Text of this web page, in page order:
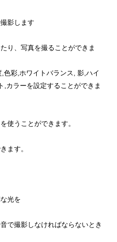
影します
り、写真を撮ることができま
,色彩,ホワイトバランス, 影,ハイ
,カラーを設定することができま
使うことができます。
ます。
光を
で撮影しなければならないとき